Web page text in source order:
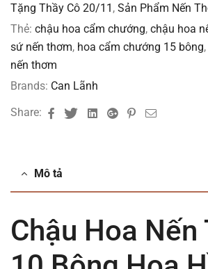
Tặng Thầy Cô 20/11 , Sản Phẩm Nến
Thẻ: chậu hoa cẩm chướng, chậu hoa
sứ nến thơm, hoa cẩm chướng 15 bông,
nến thơm
Brands: Can Lãnh
Share:
FacebookTwitterLinkedinGoogle+Pinterest
Email
Mô tả
Chậu Hoa Nến